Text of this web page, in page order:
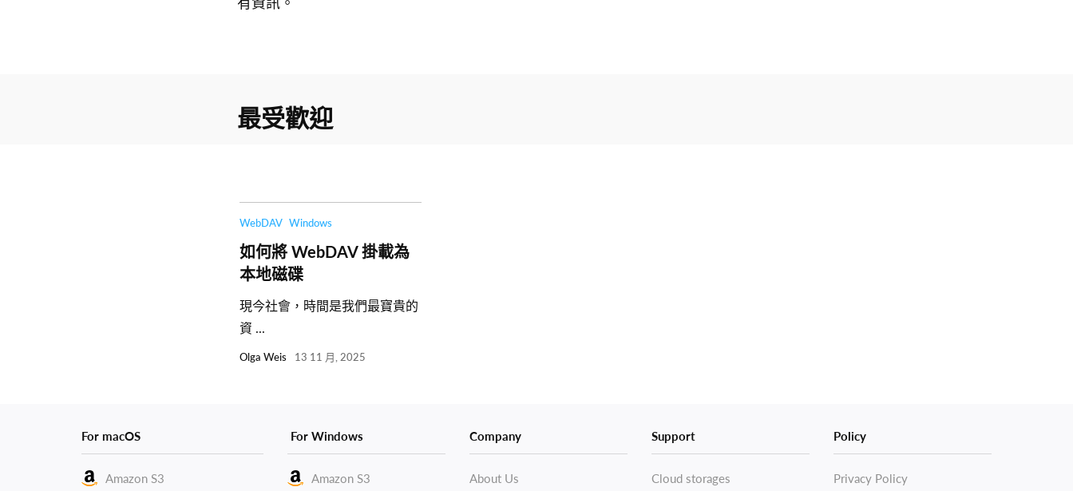
最受歡迎
WebDAV Windows
如何將 WebDAV 掛載為
本地磁碟
現今社會，時間是我們最寶貴的
資 ...
Olga Weis 13 11 月, 2025
For macOS
Amazon S3
For Windows
Amazon S3
Company
About Us
Support
Cloud storages
Policy
Privacy Policy